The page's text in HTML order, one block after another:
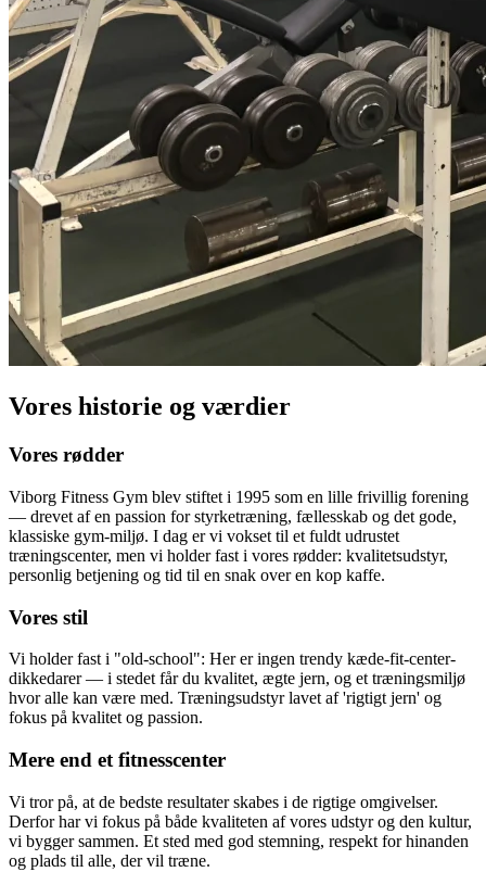
Vores historie og værdier
Vores rødder
Viborg Fitness Gym blev stiftet i 1995 som en lille frivillig forening
— drevet af en passion for styrketræning, fællesskab og det gode,
klassiske gym-miljø. I dag er vi vokset til et fuldt udrustet
træningscenter, men vi holder fast i vores rødder: kvalitetsudstyr,
personlig betjening og tid til en snak over en kop kaffe.
Vores stil
Vi holder fast i "old-school": Her er ingen trendy kæde-fit-center-
dikkedarer — i stedet får du kvalitet, ægte jern, og et træningsmiljø
hvor alle kan være med. Træningsudstyr lavet af 'rigtigt jern' og
fokus på kvalitet og passion.
Mere end et fitnesscenter
Vi tror på, at de bedste resultater skabes i de rigtige omgivelser.
Derfor har vi fokus på både kvaliteten af vores udstyr og den kultur,
vi bygger sammen. Et sted med god stemning, respekt for hinanden
og plads til alle, der vil træne.